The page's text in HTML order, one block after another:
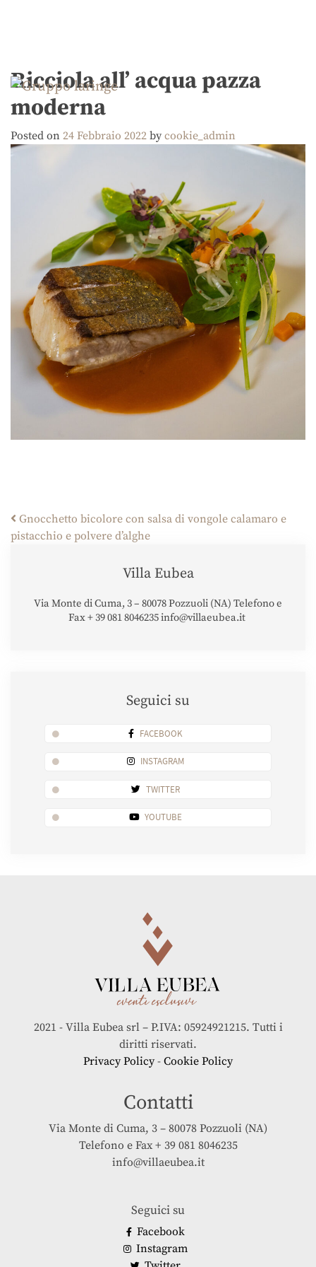
Main Navigation
Ricciola all’ acqua pazza
moderna
Posted on 24 Febbraio 2022 by cookie_admin
Post navigation
Gnocchetto bicolore con salsa di vongole calamaro e
pistacchio e polvere d’alghe
Villa Eubea
Via Monte di Cuma, 3 – 80078 Pozzuoli (NA) Telefono e
Fax + 39 081 8046235 info@villaeubea.it
Seguici su
FACEBOOK
INSTAGRAM
TWITTER
YOUTUBE
2021 - Villa Eubea srl – P.IVA: 05924921215. Tutti i
diritti riservati.
Privacy Policy- Cookie Policy
Contatti
Via Monte di Cuma, 3 – 80078 Pozzuoli (NA)
Telefono e Fax + 39 081 8046235
info@villaeubea.it
Seguici su
Facebook
Instagram